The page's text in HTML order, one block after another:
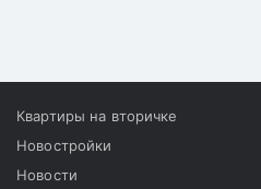
Квартиры на вторичке
Новостройки
Новости